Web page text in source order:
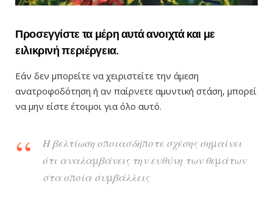
Προσεγγίστε τα μέρη αυτά ανοιχτά και με
ειλικρινή περιέργεια.
Εάν δεν μπορείτε να χειριστείτε την άμεση
ανατροφοδότηση ή αν παίρνετε αμυντική στάση, μπορεί
να μην είστε έτοιμοι για όλο αυτό.
Η βελτίωση οποιασδήποτε σχέσης σημαίνει
ότι αναλαμβάνεις την ευθύνη των θεμάτων
στα οποία συμβάλλεις